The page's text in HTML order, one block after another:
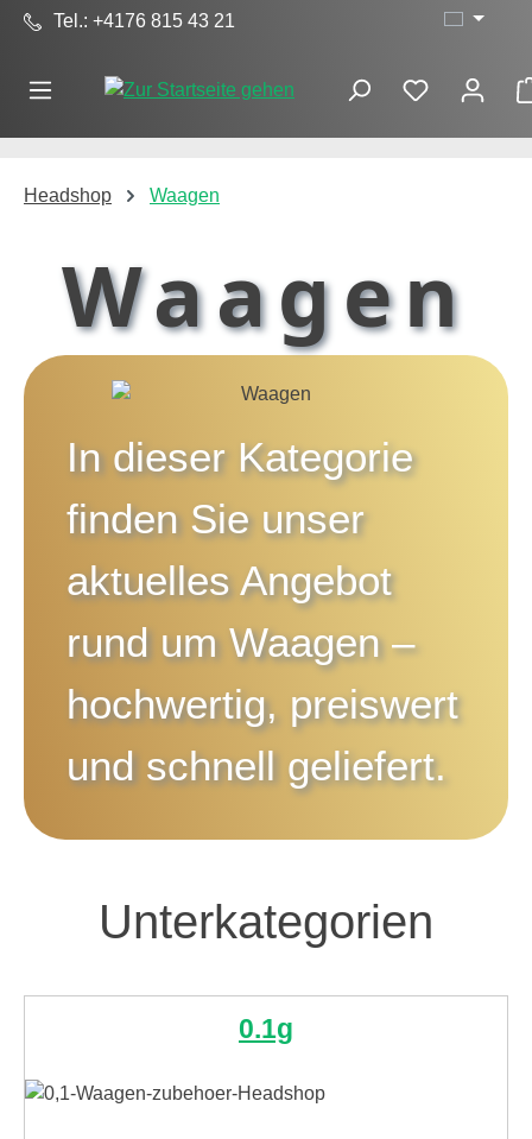
Zum Hauptinhalt springen
Tel.: +4176 815 43 21
Headshop Waagen
Waagen
In dieser Kategorie
finden Sie unser
aktuelles Angebot
rund um Waagen–
hochwertig, preiswert
und schnell geliefert.
Unterkategorien
0.1g